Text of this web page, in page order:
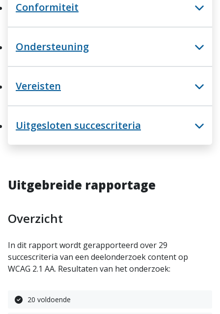
Conformiteit
Ondersteuning
Vereisten
Uitgesloten succescriteria
Uitgebreide rapportage
Overzicht
In dit rapport wordt gerapporteerd over 29
succescriteria van een deelonderzoek content op
WCAG 2.1 AA. Resultaten van het onderzoek:
20 voldoende